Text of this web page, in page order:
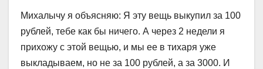
Михалычу я объясняю: Я эту вещь выкупил за 100
рублей, тебе как бы ничего. А через 2 недели я
прихожу с этой вещью, и мы ее в тихаря уже
выкладываем, но не за 100 рублей, а за 3000. И